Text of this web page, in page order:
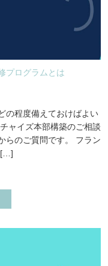
プログラムとは
の程度備えておけばよい
ャイズ本部構築のご相談
らのご質問です。 フラン
[…]